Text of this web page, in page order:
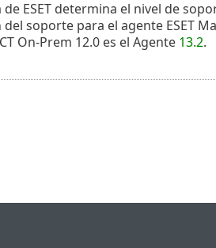
ESET determina el nivel de
soporte para el agente ESET
On-Prem 12.0 es el Agente 13.2.